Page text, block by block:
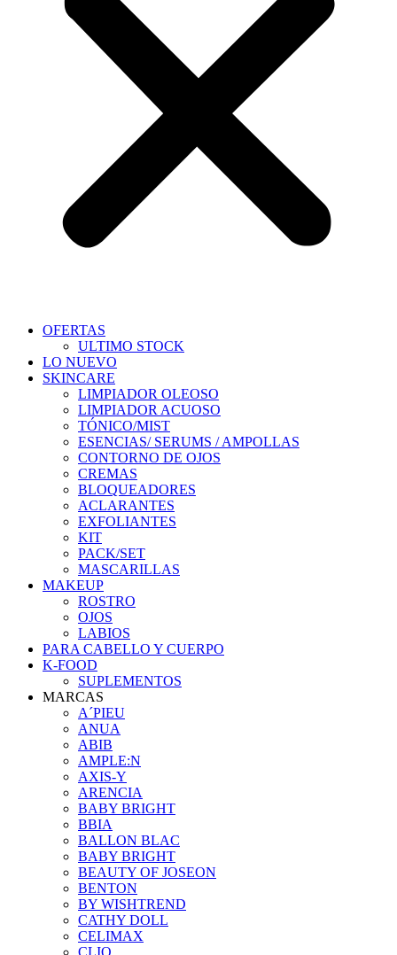
OFERTAS
ULTIMO STOCK
LO NUEVO
SKINCARE
LIMPIADOR OLEOSO
LIMPIADOR ACUOSO
TÓNICO/MIST
ESENCIAS/ SERUMS / AMPOLLAS
CONTORNO DE OJOS
CREMAS
BLOQUEADORES
ACLARANTES
EXFOLIANTES
KIT
PACK/SET
MASCARILLAS
MAKEUP
ROSTRO
OJOS
LABIOS
PARA CABELLO Y CUERPO
K-FOOD
SUPLEMENTOS
MARCAS
A´PIEU
ANUA
ABIB
AMPLE:N
AXIS-Y
ARENCIA
BABY BRIGHT
BBIA
BALLON BLAC
BABY BRIGHT
BEAUTY OF JOSEON
BENTON
BY WISHTREND
CATHY DOLL
CELIMAX
CLIO